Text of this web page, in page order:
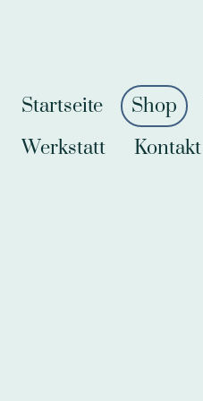
Startseite Shop
Werkstatt
Kontakt